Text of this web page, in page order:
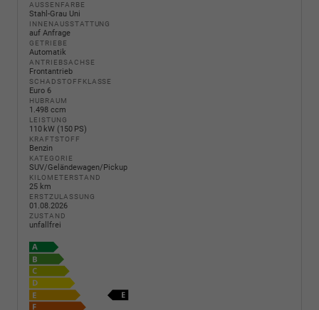
AUSSENFARBE
Stahl-Grau Uni
INNENAUSSTATTUNG
auf Anfrage
GETRIEBE
Automatik
ANTRIEBSACHSE
Frontantrieb
SCHADSTOFFKLASSE
Euro 6
HUBRAUM
1.498 ccm
LEISTUNG
110 kW (150 PS)
KRAFTSTOFF
Benzin
KATEGORIE
SUV/Geländewagen/Pickup
KILOMETERSTAND
25 km
ERSTZULASSUNG
01.08.2026
ZUSTAND
unfallfrei